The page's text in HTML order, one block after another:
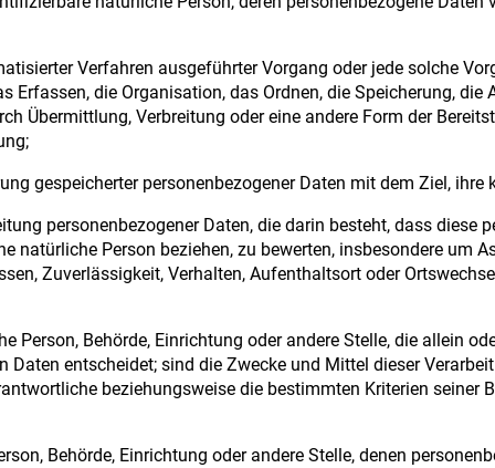
Verfahren ausgeführter Vorgang oder jede solche
Erfassen, die Organisation, das Ordnen, die Speicherung,
Übermittlung, Verbreitung oder eine andere Form der
gespeicherter personenbezogener Daten mit dem Ziel,
personenbezogener Daten, die darin besteht, dass diese
natürliche Person beziehen, zu bewerten, insbesondere um
Zuverlässigkeit, Verhalten, Aufenthaltsort oder
Person, Behörde, Einrichtung oder andere Stelle, die allein
Daten entscheidet; sind die Zwecke und Mittel dieser
beziehungsweise die bestimmten Kriterien seiner
Behörde, Einrichtung oder andere Stelle, denen